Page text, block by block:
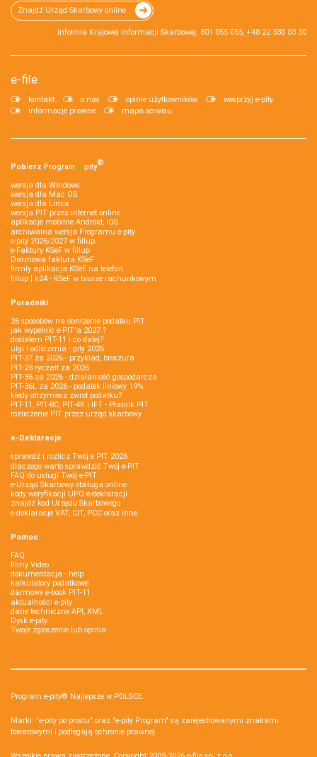
Znajdź Urząd Skarbowy online
Infolinia Krajowej Informacji Skarbowej: 801 055 055, +48 22 330 03 30
e-file
kontakt o nas opinie użytkowników
wesprzyj e-pity
informacje prawne
mapa serwisu
Pobierz Program e‑pity®
wersja dla Windows
wersja dla Mac OS
wersja dla Linux
wersja PIT przez internet online
aplikacje mobilne Android, iOS
archiwalna wersja Programu e-pity
e-pity 2026/2027 w fillup
e‑Faktury KSeF w fillup
Darmowa faktura KSeF
firmly aplikacja KSeF na telefon
fillup | k24 - KSeF w biurze rachunkowym
Poradniki
26 sposobów na obniżenie podatku PIT
jak wypełnić e-PIT'a 2027 ?
dostałem PIT-11 i co dalej?
ulgi i odliczenia - pity 2026
PIT-37 za 2026 - przykład, broszura
PIT-28 ryczałt za 2026
PIT-36 za 2026 - działalność gospodarcza
PIT-36L za 2026 - podatek liniowy 19%
kiedy otrzymasz zwrot podatku?
PIT-11, PIT-8C, PIT-4R i IFT - Płatnik PIT
rozliczenie PIT przez urząd skarbowy
e-Deklaracje
sprawdź i rozlicz Twój e PIT 2026
dlaczego warto sprawdzić Twój e-PIT
FAQ do usługi Twój e-PIT
e-Urząd Skarbowy obsługa online
kody weryfikacji UPO e-deklaracji
znajdź kod Urzędu Skarbowego
e-deklaracje VAT, CIT, PCC oraz inne
Pomoc
FAQ
filmy Video
dokumentacja - help
kalkulatory podatkowe
darmowy e-book PIT-11
aktualności e-pity
dane techniczne API, XML
Dysk e-pity
Twoje zgłoszenie lub opinia
Program e-pity® Najlepsze w POLSCE.
Marki: "e-pity po prostu" oraz "e-pity Program" są zarejestrowanymi znakami
towarowymi i podlegają ochronie prawnej.